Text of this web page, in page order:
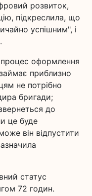
розвиток,
підкреслила, що
успішним", і
оформлення
приблизно
не потрібно
бригади;
до
це буде
він відпустити
статус
72 годин.